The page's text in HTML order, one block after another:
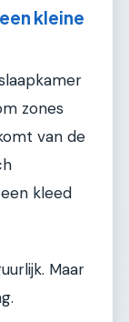
kleine
zones
van de
kleed
Maar